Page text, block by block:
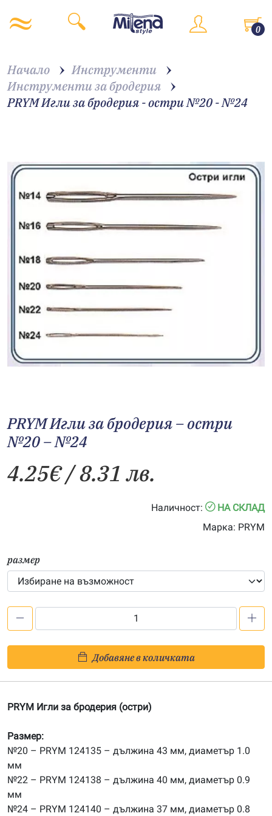
0
Начало
Инструменти
Инструменти за бродерия
PRYM Игли за бродeрия - остри №20 - №24
PRYM Игли за бродeрия – остри
№20 – №24
4.25€/ 8.31 лв.
Наличност:
НА СКЛАД
Марка: PRYM
размер
Игли
за
-
№20
-
№24
Добавяне в количката
PRYM Игли за бродерия (остри)
Размер:
№20 – PRYM 124135 – дължина 43 мм, диаметър 1.0
мм
№22 – PRYM 124138 – дължина 40 мм, диаметър 0.9
мм
№24 – PRYM 124140 – дължина 37 мм, диаметър 0.8